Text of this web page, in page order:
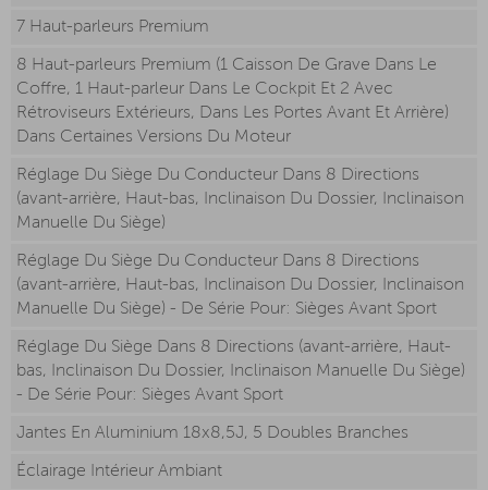
7 Haut-parleurs Premium
8 Haut-parleurs Premium (1 Caisson De Grave Dans Le
Coffre, 1 Haut-parleur Dans Le Cockpit Et 2 Avec
Rétroviseurs Extérieurs, Dans Les Portes Avant Et Arrière)
Dans Certaines Versions Du Moteur
Réglage Du Siège Du Conducteur Dans 8 Directions
(avant-arrière, Haut-bas, Inclinaison Du Dossier, Inclinaison
Manuelle Du Siège)
Réglage Du Siège Du Conducteur Dans 8 Directions
(avant-arrière, Haut-bas, Inclinaison Du Dossier, Inclinaison
Manuelle Du Siège) - De Série Pour: Sièges Avant Sport
Réglage Du Siège Dans 8 Directions (avant-arrière, Haut-
bas, Inclinaison Du Dossier, Inclinaison Manuelle Du Siège)
- De Série Pour: Sièges Avant Sport
Jantes En Aluminium 18x8,5J, 5 Doubles Branches
Éclairage Intérieur Ambiant